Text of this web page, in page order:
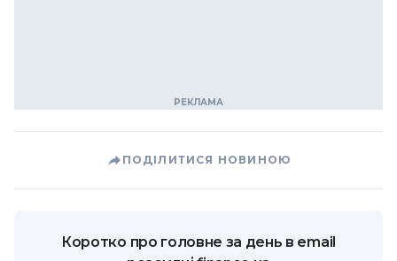
ПОДІЛИТИСЯ НОВИНОЮ
Коротко про головне за день в email